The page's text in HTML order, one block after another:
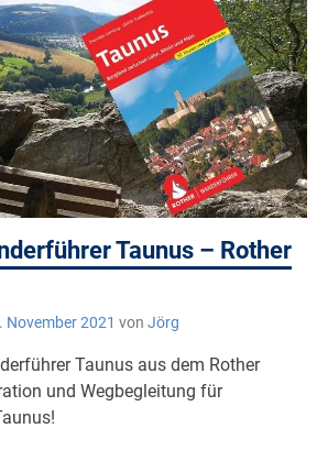
Taunus – Rother
November 2021 von Jörg
Taunus aus dem Rother
und Wegbegleitung für